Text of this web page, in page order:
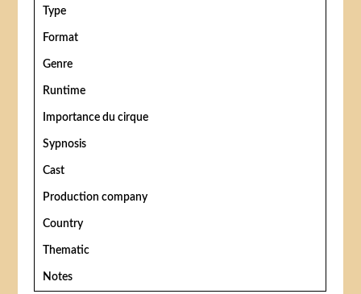
Type
Format
Genre
Runtime
Importance du cirque
Sypnosis
Cast
Production company
Country
Thematic
Notes